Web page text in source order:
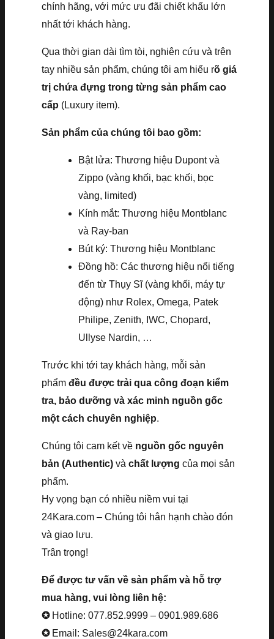
chính hãng, với mức ưu đãi chiết khấu lớn
nhất tới khách hàng.
Qua thời gian dài tìm tòi, nghiên cứu và trên
tay nhiều sản phẩm, chúng tôi am hiểu rõ giá
trị chứa đựng trong từng sản phẩm cao
cấp (Luxury item).
Sản phẩm của chúng tôi bao gồm:
Bật lửa: Thương hiệu Dupont và
Zippo (vàng khối, bạc khối, bọc
vàng, limited)
Kính mắt: Thương hiệu Montblanc
và Ray-ban
Bút ký: Thương hiệu Montblanc
Đồng hồ: Các thương hiệu nổi tiếng
đến từ Thụy Sĩ (vàng khối, máy tự
động) như Rolex, Omega, Patek
Philipe, Zenith, IWC, Chopard,
Ullyse Nardin, …
Trước khi tới tay khách hàng, mỗi sản
phẩm đều được trải qua công đoạn kiểm
tra, bảo dưỡng và xác minh nguồn gốc
một cách chuyên nghiệp.
Chúng tôi cam kết về nguồn gốc nguyên
bản (Authentic) và chất lượng của mọi sản
phẩm.
Hy vọng bạn có nhiều niềm vui tại
24Kara.com – Chúng tôi hân hạnh chào đón
và giao lưu.
Trân trọng!
Để được tư vấn về sản phẩm và hỗ trợ
mua hàng, vui lòng liên hệ:
✪ Hotline: 077.852.9999 – 0901.989.686
✪ Email: Sales@24kara.com